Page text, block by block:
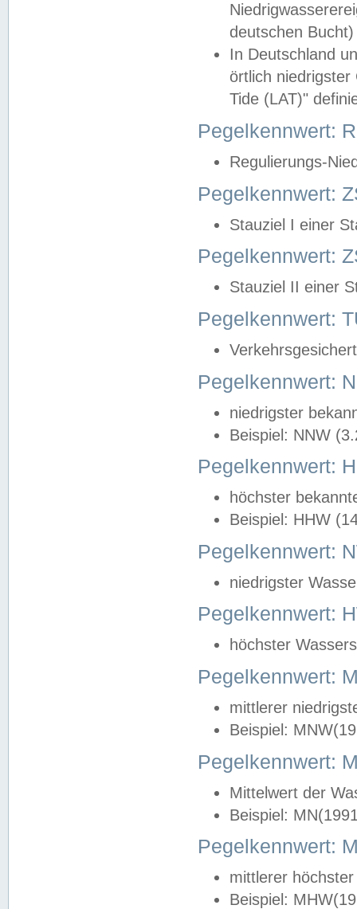
deutschen
In Deutschland
örtlich
Tide (LAT)"
Pegelkennwert:
Regulierungs-
Pegelkennwert:
Stauziel I einer
Pegelkennwert:
Stauziel II einer
Pegelkennwert:
Pegelkennwert:
niedrigster
Beispiel: NNW
Pegelkennwert:
höchster
Beispiel: HHW
Pegelkennwert:
niedrigster
Pegelkennwert:
höchster
Pegelkennwert:
mittlerer
Beispiel:
Pegelkennwert:
Mittelwert der
Beispiel:
Pegelkennwert:
mittlerer
Beispiel: